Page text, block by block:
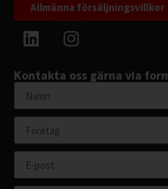
Allmänna försäljningsvillkor
Kontakta oss gärna via